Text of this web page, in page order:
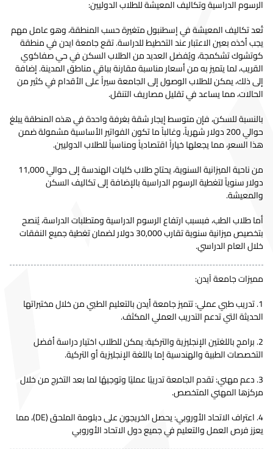
الرسوم الدراسية وتكاليف المعيشة للطلاب الدوليين:
تُعد تكاليف المعيشة في إسطنبول متغيرة حسب المنطقة، وهو عامل مهم
يجب أخذه بعين الاعتبار عند التخطيط للدراسة. تقع جامعة ايدن في منطقة
كوتشوك تشكمجة، ويُفضل العديد من الطلاب السكن في حي صفاكوي
القريب، لما يتميز به من أسعار مناسبة مقارنة بباقي مناطق المدينة. إضافة
إلى ذلك، يمكن للطلاب الوصول إلى الجامعة سيراً على الأقدام في كثير من
الحالات، مما يساعد في تقليل مصاريف التنقل.
بالنسبة للسكن، فإن متوسط إيجار شقة بغرفة واحدة في هذه المنطقة يبلغ
حوالي 200 دولار شهرياً، وغالباً ما تكون الفواتير الأساسية مشمولة ضمن
هذا السعر، مما يجعلها خياراً اقتصادياً ومناسباً للطلاب الدوليين.
من ناحية الميزانية السنوية، يحتاج طلاب كليات الهندسة إلى حوالي 11,000
دولار سنوياً لتغطية الرسوم الدراسية بالإضافة إلى تكاليف السكن
والمعيشة.
أما طلاب الطب، فبسبب ارتفاع الرسوم الدراسية ومتطلبات الدراسة، يُنصح
بتخصيص ميزانية سنوية تقارب 30,000 دولار لضمان تغطية جميع النفقات
خلال العام الدراسي.
مميزات جامعة آيدن:
1. تدريب طبي عملي: تتميز جامعة أيدن بالتعليم الطبي من خلال مختبراتها
الحديثة التي تدعم التدريب العملي المكثف.
2. برامج باللغتين الإنجليزية والتركية: يمكن للطلاب اختيار دراسة أفضل
التخصصات الطبية والهندسية إما باللغة الإنجليزية أو التركية.
3. دعم مهني: تقدم الجامعة تدريبًا عمليًا وتوجيهًا لما بعد التخرج من خلال
مركزها المهني المتخصص.
4. اعتراف الاتحاد الأوروبي: يحصل الخريجون على دبلومة الملحق (DE)، مما
يعزز فرص العمل والتعليم في جميع دول الاتحاد الأوروبي